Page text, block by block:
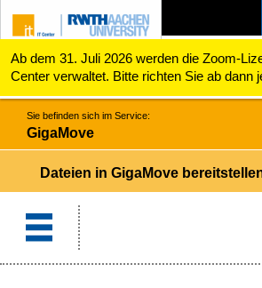
ZUM INHALTSBEREICH
ZUR HAUPTNAVIGATION
ZUR SUCHE
Ab dem 31. Juli 2026 werden die Zoom-
Center verwaltet. Bitte richten Sie ab dann
zu den Zoom-Lizenzen (z.B. Probleme mit
servicedesk@itc.rwth-aachen.de.
GigaMove Dateien bereitstellen
Sie befinden sich im Service:
GigaMove
Dateien in GigaMove